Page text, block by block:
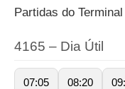
Partidas do
4165 – Dia Útil
07:05 08:20